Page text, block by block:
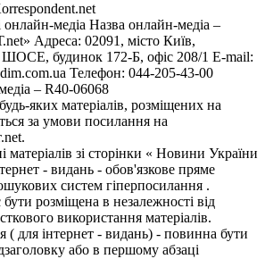
онлайн-медіа Назва онлайн-медіа –
Адреса: 02091, місто Київ,
будинок 172-Б, офіс 208/1 E-mail:
Телефон: 044-205-43-00
– R40-06068
яких матеріалів, розміщених на
за умови посилання на
матеріалів зі сторінки « Новини України
- видань - обов'язкове пряме
систем гіперпосилання .
розміщена в незалежності від
використання матеріалів.
( для інтернет - видань) - повинна бути
або в першому абзаці